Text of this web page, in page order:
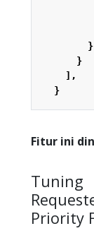
}
}
],
}
Fitur ini
Tuning
Priority